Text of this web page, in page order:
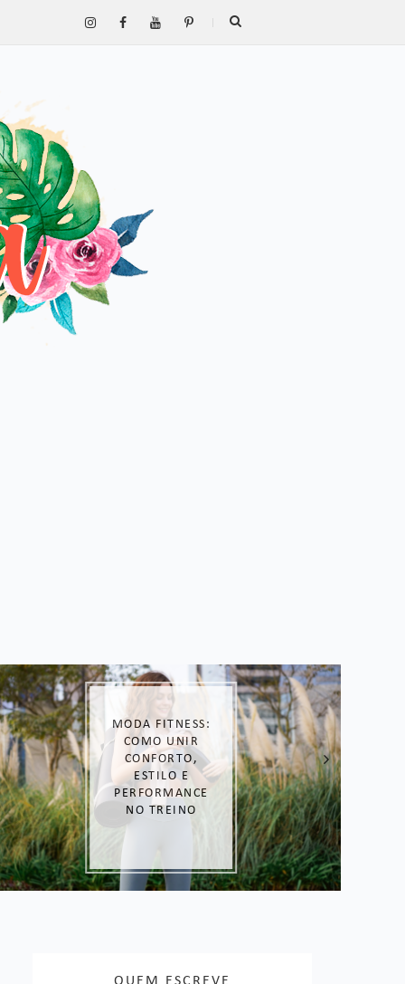
LOOK DE
DORAMA: COPIE
O ESTILO DAS
COREANAS!